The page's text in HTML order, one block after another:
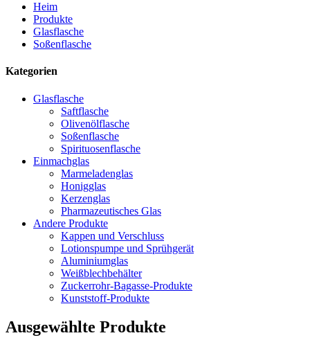
Heim
Produkte
Glasflasche
Soßenflasche
Kategorien
Glasflasche
Saftflasche
Olivenölflasche
Soßenflasche
Spirituosenflasche
Einmachglas
Marmeladenglas
Honigglas
Kerzenglas
Pharmazeutisches Glas
Andere Produkte
Kappen und Verschluss
Lotionspumpe und Sprühgerät
Aluminiumglas
Weißblechbehälter
Zuckerrohr-Bagasse-Produkte
Kunststoff-Produkte
Ausgewählte Produkte